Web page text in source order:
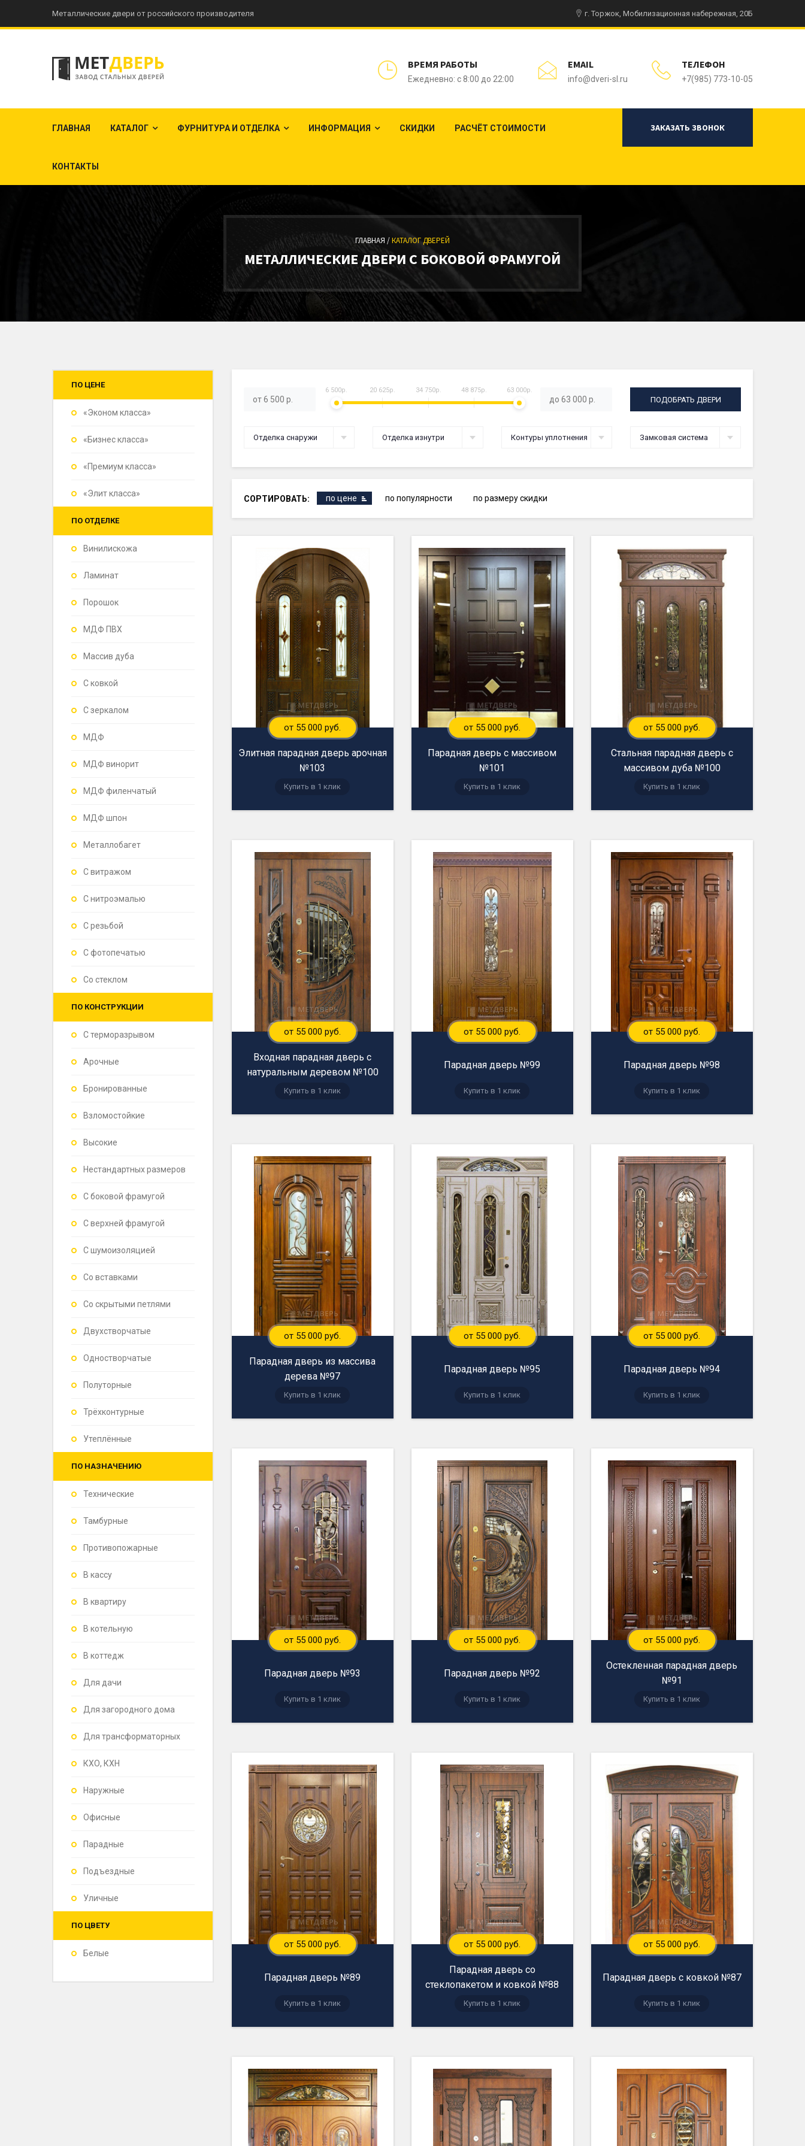
Металлические двери от российского производителя г. Торжок, Мобилизационная набережная, 20Б
ВРЕМЯ РАБОТЫ
Ежедневно: с 8:00 до 22:00
EMAIL
info@dveri-sl.ru
ТЕЛЕФОН
+7(985) 773-10-05
ГЛАВНАЯ КАТАЛОГ ФУРНИТУРА И ОТДЕЛКА ИНФОРМАЦИЯ СКИДКИ РАСЧЁТ СТОИМОСТИ
КОНТАКТЫ
ЗАКАЗАТЬ ЗВОНОК
ГЛАВНАЯ /КАТАЛОГ ДВЕРЕЙ
МЕТАЛЛИЧЕСКИЕ ДВЕРИ С БОКОВОЙ ФРАМУГОЙ
ПО ЦЕНЕ
«Эконом класса»
«Бизнес класса»
«Премиум класса»
«Элит класса»
ПО ОТДЕЛКЕ
Винилискожа
Ламинат
Порошок
МДФ ПВХ
Массив дуба
С ковкой
С зеркалом
МДФ
МДФ винорит
МДФ филенчатый
МДФ шпон
Металлобагет
С витражом
С нитроэмалью
С резьбой
С фотопечатью
Со стеклом
ПО КОНСТРУКЦИИ
С терморазрывом
Арочные
Бронированные
Взломостойкие
Высокие
Нестандартных размеров
С боковой фрамугой
С верхней фрамугой
С шумоизоляцией
Со вставками
Со скрытыми петлями
Двухстворчатые
Одностворчатые
Полуторные
Трёхконтурные
Утеплённые
ПО НАЗНАЧЕНИЮ
Технические
Тамбурные
Противопожарные
В кассу
В квартиру
В котельную
В коттедж
Для дачи
Для загородного дома
Для трансформаторных
КХО, КХН
Наружные
Офисные
Парадные
Подъездные
Уличные
ПО ЦВЕТУ
Белые
6 500р. 20 625р. 34 750р. 48 875р. 63 000р.
ПОДОБРАТЬ ДВЕРИ
Отделка снаружи Отделка изнутри Контуры уплотнения Замковая система
СОРТИРОВАТЬ: по цене по популярности по размеру скидки
от 55 000 руб.
Элитная парадная дверь арочная
№103
Купить в 1 клик
от 55 000 руб.
Парадная дверь с массивом
№101
Купить в 1 клик
от 55 000 руб.
Стальная парадная дверь с
массивом дуба №100
Купить в 1 клик
от 55 000 руб.
Входная парадная дверь с
натуральным деревом №100
Купить в 1 клик
от 55 000 руб.
Парадная дверь №99
Купить в 1 клик
от 55 000 руб.
Парадная дверь №98
Купить в 1 клик
от 55 000 руб.
Парадная дверь из массива
дерева №97
Купить в 1 клик
от 55 000 руб.
Парадная дверь №95
Купить в 1 клик
от 55 000 руб.
Парадная дверь №94
Купить в 1 клик
от 55 000 руб.
Парадная дверь №93
Купить в 1 клик
от 55 000 руб.
Парадная дверь №92
от 55 000 руб.
Остекленная парадная дверь
№91
от 55 000 руб.
Парадная дверь №89
от 55 000 руб.
Парадная дверь со
стеклопакетом и ковкой №88
от 55 000 руб.
Парадная дверь с ковкой №87